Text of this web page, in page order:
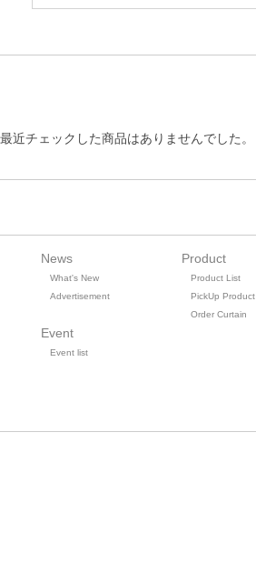
最近チェックした商品はありませんでした。
News
What's New
Advertisement
Event
Event list
Product
Product List
PickUp Product
Order Curtain